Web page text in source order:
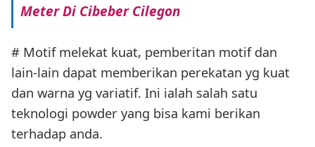
Meter Di Cibeber Cilegon
# Motif melekat kuat, pemberitan motif dan
lain-lain dapat memberikan perekatan yg kuat
dan warna yg variatif. Ini ialah salah satu
teknologi powder yang bisa kami berikan
terhadap anda.